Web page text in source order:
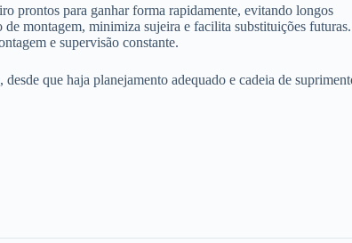
prontos para ganhar forma rapidamente, evitando longos
montagem, minimiza sujeira e facilita substituições
e supervisão constante.
que haja planejamento adequado e cadeia de